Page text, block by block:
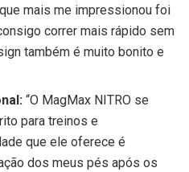
que mais me impressionou foi
correr mais rápido sem
também é muito bonito e
“O MagMax NITRO se
para treinos e
que ele oferece é
dos meus pés após os